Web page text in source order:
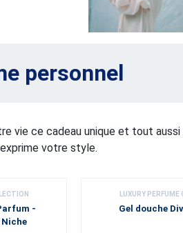
personnel
vie ce cadeau unique et tout aussi
votre style.
-
LUXURY PERFUME
Gel douche